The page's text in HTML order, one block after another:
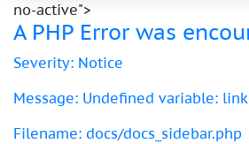
no-active">
A PHP Error was
Severity: Notice
Message: Undefined variable: link
Filename: docs/docs_sidebar.php